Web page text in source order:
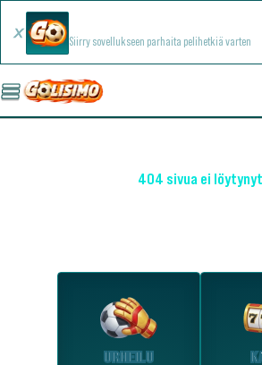
Siirry sovellukseen parhaita pelihetkiä varten
404 sivua ei löytynyt
URHEILU